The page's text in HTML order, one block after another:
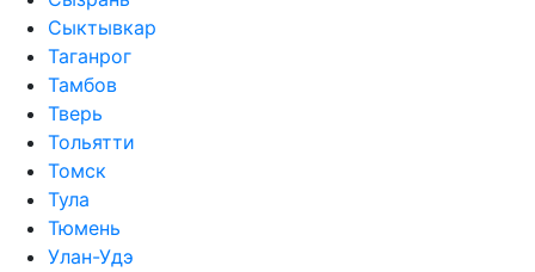
Сыктывкар
Таганрог
Тамбов
Тверь
Тольятти
Томск
Тула
Тюмень
Улан-Удэ